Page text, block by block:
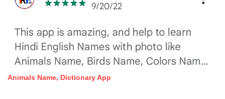
Animals Name, Dictionary App